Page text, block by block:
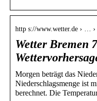
http s://www.wetter.de › … ›
Wetter Bremen
Morgen beträgt das
Niederschlagsmenge ist
berechnet. Die